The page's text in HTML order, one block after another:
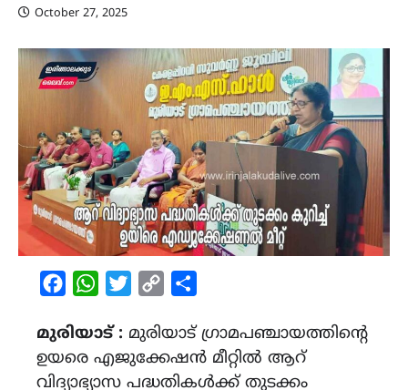
October 27, 2025
FacebookWhatsAppTwitterCopy
മുരിയാട് : മുരിയാട് ഗ്രാമപഞ്ചായത്തിന്റെ
ഉയരെ എജുക്കേഷൻ മീറ്റിൽ ആറ്
വിദ്യാഭ്യാസ പദ്ധതികൾക്ക് തുടക്കം